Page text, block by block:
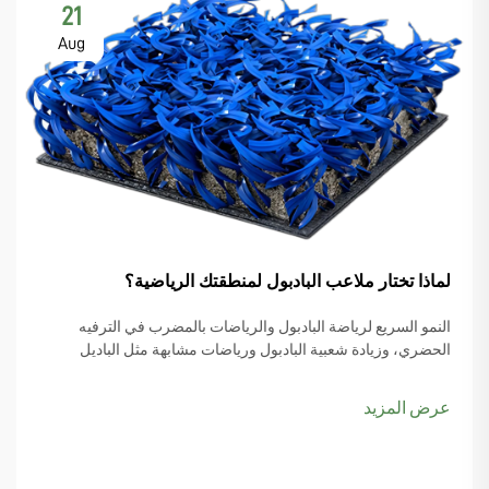
21
Aug
لماذا تختار ملاعب البادبول لمنطقتك الرياضية؟
النمو السريع لرياضة البادبول والرياضات بالمضرب في الترفيه
الحضري، وزيادة شعبية البادبول ورياضات مشابهة مثل الباديل
عرض المزيد